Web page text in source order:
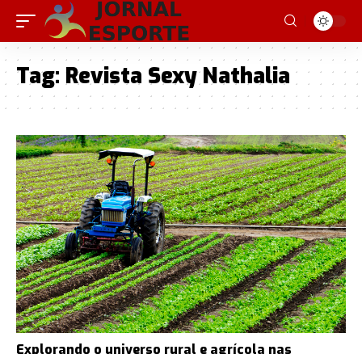
Tag: Revista Sexy Nathalia
Explorando o universo rural e agrícola nas